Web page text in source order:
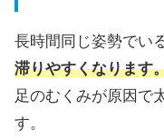
長時間同じ姿勢でい
滞りやすくなります
足のむくみが原因で
す。